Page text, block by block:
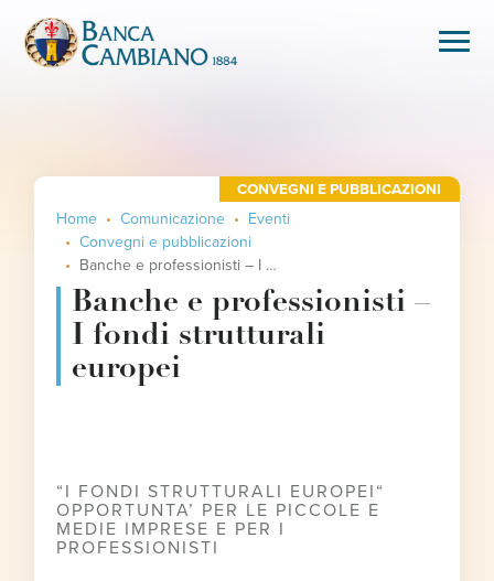
Home Comunicazione
Eventi
Convegni e pubblicazioni
Banche e professionisti – I fondi strutturali europei
Banche e professionisti –
I fondi strutturali
europei
CONVEGNI E PUBBLICAZIONI
“I FONDI STRUTTURALI EUROPEI“
OPPORTUNTA’ PER LE PICCOLE E
MEDIE IMPRESE E PER I
PROFESSIONISTI